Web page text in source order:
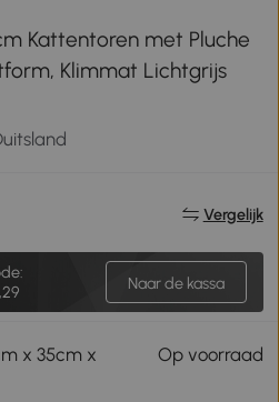
Kattentoren met Pluche
Klimmat Lichtgrijs
Vergelijk
Naar de kassa
x 35cm x
Op voorraad